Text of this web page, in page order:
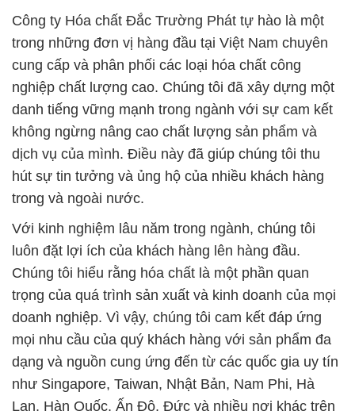
Công ty Hóa chất Đắc Trường Phát tự hào là một
trong những đơn vị hàng đầu tại Việt Nam chuyên
cung cấp và phân phối các loại hóa chất công
nghiệp chất lượng cao. Chúng tôi đã xây dựng một
danh tiếng vững mạnh trong ngành với sự cam kết
không ngừng nâng cao chất lượng sản phẩm và
dịch vụ của mình. Điều này đã giúp chúng tôi thu
hút sự tin tưởng và ủng hộ của nhiều khách hàng
trong và ngoài nước.
Với kinh nghiệm lâu năm trong ngành, chúng tôi
luôn đặt lợi ích của khách hàng lên hàng đầu.
Chúng tôi hiểu rằng hóa chất là một phần quan
trọng của quá trình sản xuất và kinh doanh của mọi
doanh nghiệp. Vì vậy, chúng tôi cam kết đáp ứng
mọi nhu cầu của quý khách hàng với sản phẩm đa
dạng và nguồn cung ứng đến từ các quốc gia uy tín
như Singapore, Taiwan, Nhật Bản, Nam Phi, Hà
Lan, Hàn Quốc, Ấn Độ, Đức và nhiều nơi khác trên